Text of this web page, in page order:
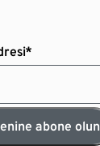
abone olun